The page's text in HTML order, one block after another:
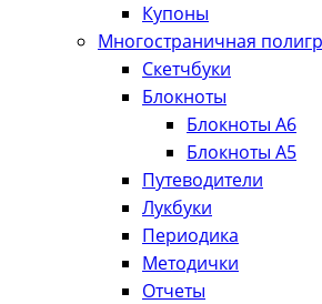
Купоны
Многостраничная
Скетчбуки
Блокноты
Блокноты А6
Блокноты А5
Путеводители
Лукбуки
Периодика
Методички
Отчеты